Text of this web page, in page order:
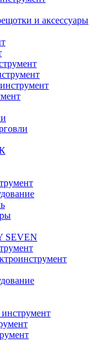
и аксессуары
SEVEN